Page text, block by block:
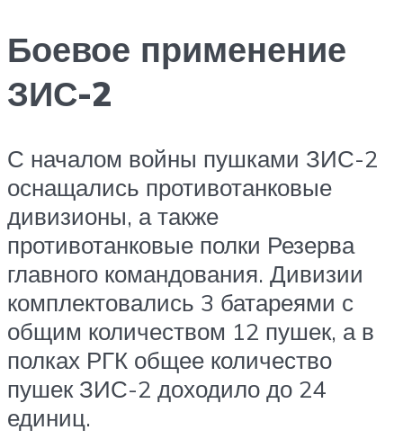
Боевое применение
ЗИС-2
С началом войны пушками ЗИС-2
оснащались противотанковые
дивизионы, а также
противотанковые полки Резерва
главного командования. Дивизии
комплектовались 3 батареями с
общим количеством 12 пушек, а в
полках РГК общее количество
пушек ЗИС-2 доходило до 24
единиц.